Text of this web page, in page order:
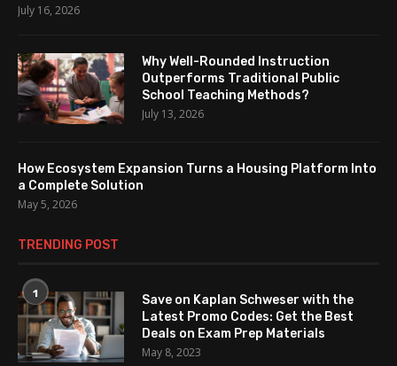
July 16, 2026
Why Well-Rounded Instruction
Outperforms Traditional Public
School Teaching Methods?
July 13, 2026
How Ecosystem Expansion Turns a Housing Platform Into
a Complete Solution
May 5, 2026
TRENDING POST
1
Save on Kaplan Schweser with the
Latest Promo Codes: Get the Best
Deals on Exam Prep Materials
May 8, 2023